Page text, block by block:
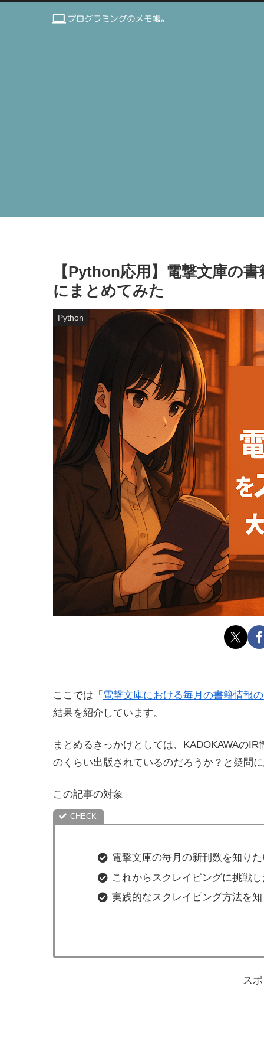
【Python応用】電撃文庫の
にまとめてみた
Python
ここでは「 電撃文庫における毎月の書籍情報
結果を紹介しています。
まとめるきっかけとしては、KADOKAWAの
のくらい出版されているのだろうか？と疑問
この記事の対象
電撃文庫の毎月の新刊数を知り
これからスクレイピングに挑戦
実践的なスクレイピング方法を
ス